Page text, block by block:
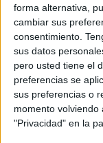
forma alternativa,
cambiar sus
consentimiento.
sus datos
pero usted tiene el
preferencias se
sus preferencias o
momento volviendo
"Privacidad" en la
actividades de
hogar como en
diseño colorido
motivador para
ÚNETE A